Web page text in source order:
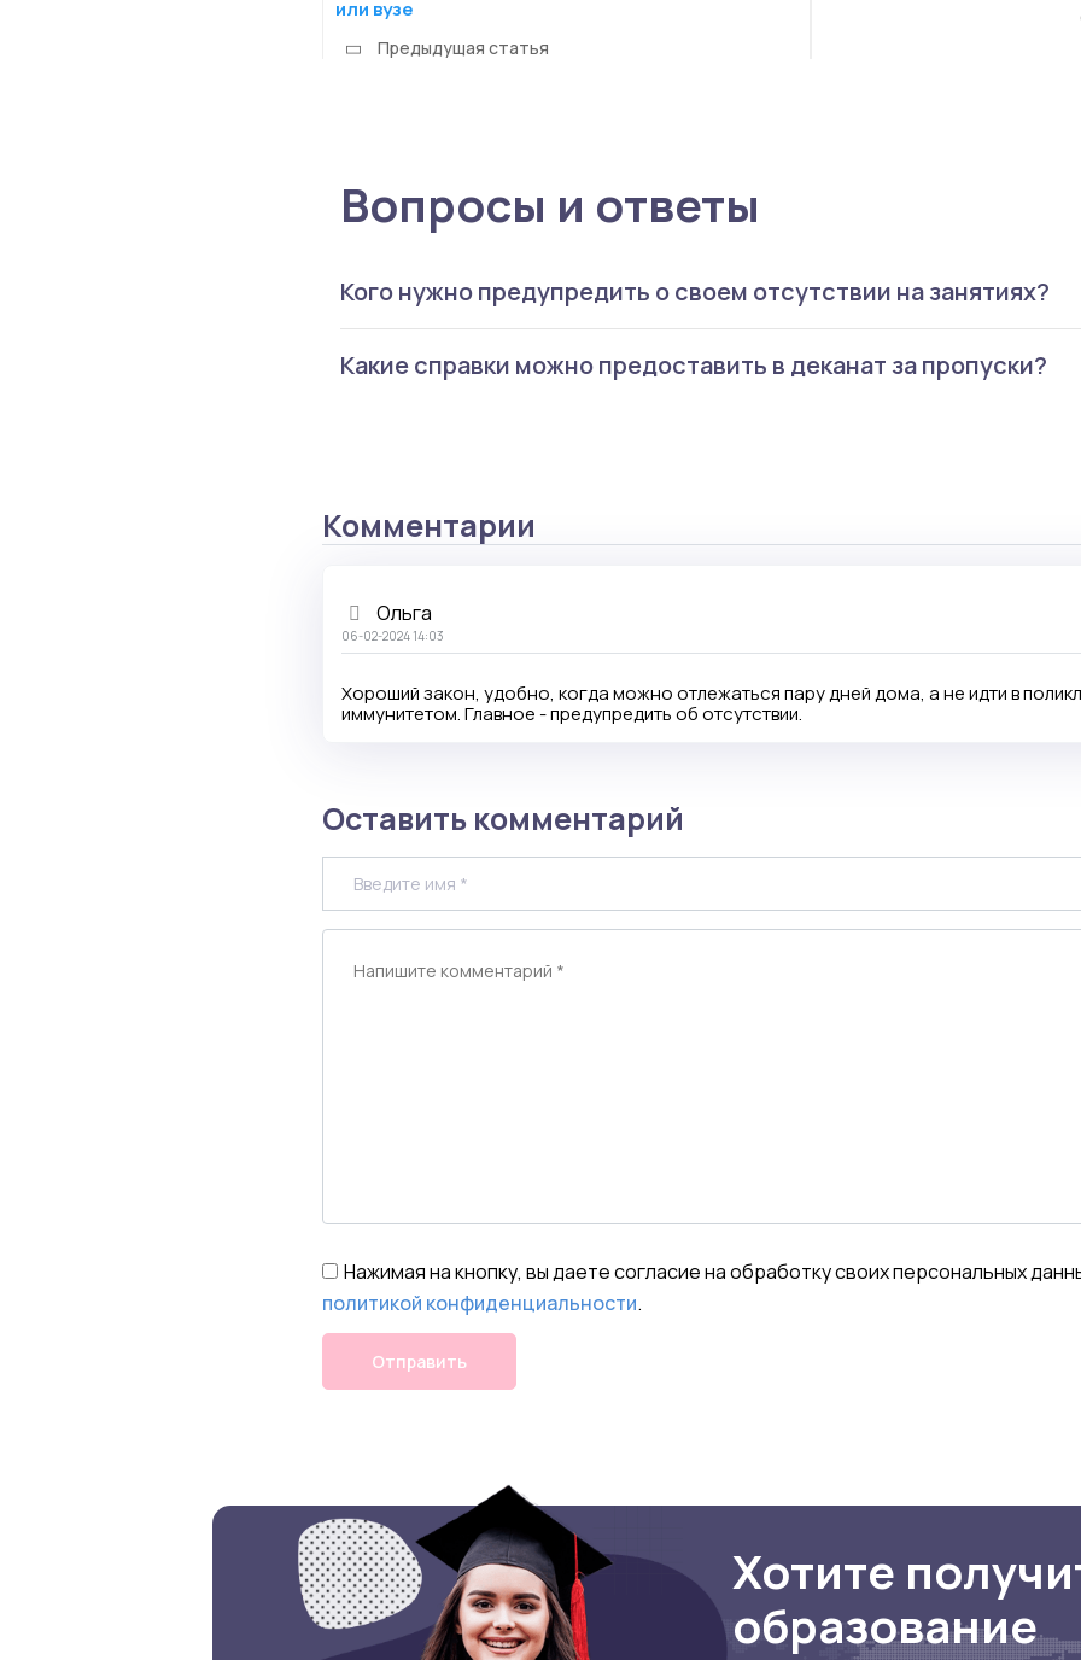
или вузе
Предыдущая статья
Вопросы и ответы
Кого нужно предупредить о своем отсутствии на занятиях?
Старосту или куратора, в крайнем случае, кого-то из одногруппников.
Какие справки можно предоставить в деканат за пропуски?
Комментарии
Ольга
06-02-2024 14:03
Хороший закон, удобно, когда можно отлежаться пару дней дома, а не идти в
иммунитетом. Главное - предупредить об отсутствии.
Оставить комментарий
Нажимая на кнопку, вы даете согласие на обработку своих персональных
политикой конфиденциальности.
Отправить
Хотите
образование